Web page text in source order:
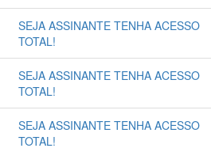
SEJA ASSINANTE TENHA ACESSO
TOTAL!
SEJA ASSINANTE TENHA ACESSO
TOTAL!
SEJA ASSINANTE TENHA ACESSO
TOTAL!